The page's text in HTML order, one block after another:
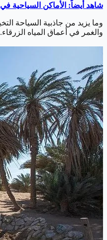
شاهد أيضاً: الأماكن السياحية في
وما يزيد من جاذبية السياحة
والغمر في أعماق المياه الزرقاء.